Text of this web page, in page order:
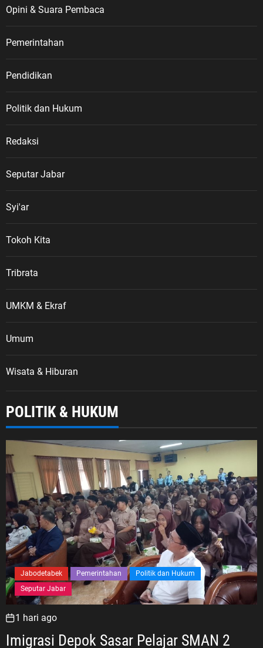
Opini & Suara Pembaca
Pemerintahan
Pendidikan
Politik dan Hukum
Redaksi
Seputar Jabar
Syi'ar
Tokoh Kita
Tribrata
UMKM & Ekraf
Umum
Wisata & Hiburan
POLITIK & HUKUM
Jabodetabek Pemerintahan
Politik dan Hukum
Seputar Jabar
1 hari ago
Imigrasi Depok Sasar Pelajar SMAN 2